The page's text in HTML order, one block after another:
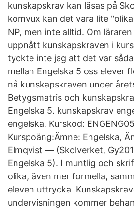
kunskapskrav kan läsas på
komvux kan det vara lite
NP, men inte alltid. Om
uppnått kunskapskraven i
tyckte inte jag att det var
mellan Engelska 5 oss elever
nå kunskapskraven under
Betygsmatris och
Engelska 5. kunskapskrav
engelska. Kurskod:
Kurspoäng:Ämne: Engelska,
Elmqvist — (Skolverket,
Engelska 5). I muntlig och
olika, även mer formella,
eleven uttrycka
undervisningen kommer